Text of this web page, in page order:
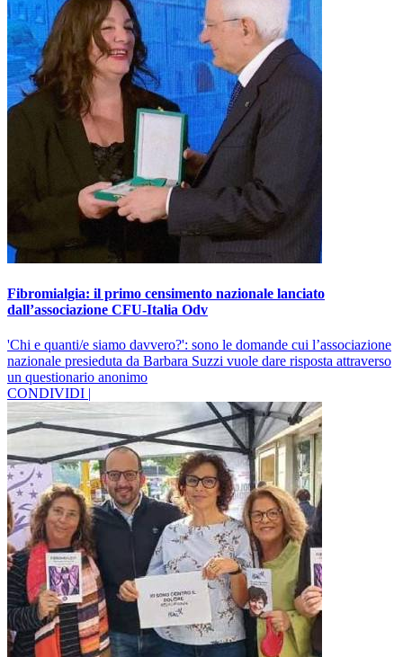
Fibromialgia: il primo censimento nazionale lanciato
dall’associazione CFU-Italia Odv
'Chi e quanti/e siamo davvero?': sono le domande cui l’associazione
nazionale presieduta da Barbara Suzzi vuole dare risposta attraverso
un questionario anonimo
CONDIVIDI |